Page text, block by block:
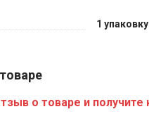
1 упаковку
о товаре и получите